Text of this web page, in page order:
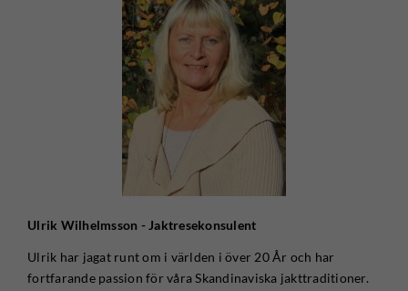
Ulrik Wilhelmsson - Jaktresekonsulent
Ulrik har jagat runt om i världen i över 20 År och har
fortfarande passion för våra Skandinaviska jakttraditioner.